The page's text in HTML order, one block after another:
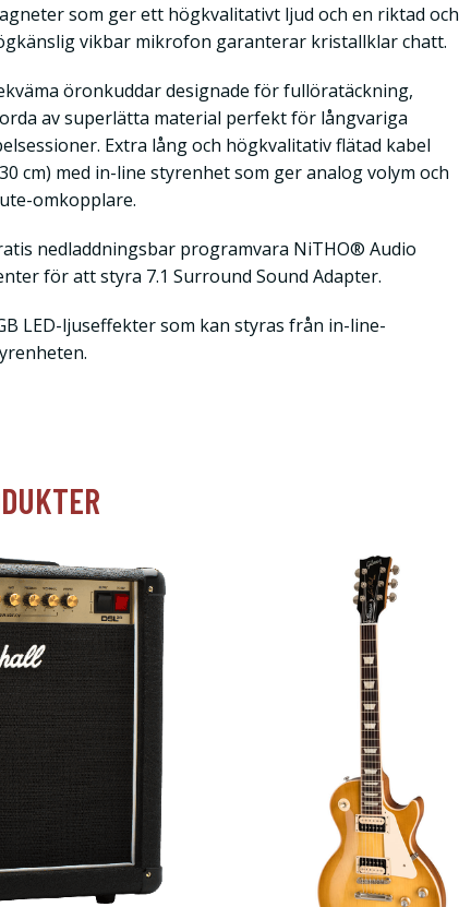
som ger ett högkvalitativt ljud och en riktad och
vikbar mikrofon garanterar kristallklar chatt.
öronkuddar designade för fullöratäckning,
av superlätta material perfekt för långvariga
Extra lång och högkvalitativ flätad kabel
cm) med in-line styrenhet som ger analog volym och
omkopplare.
nedladdningsbar programvara NiTHO® Audio
för att styra 7.1 Surround Sound Adapter.
LED-ljuseffekter som kan styras från in-line-